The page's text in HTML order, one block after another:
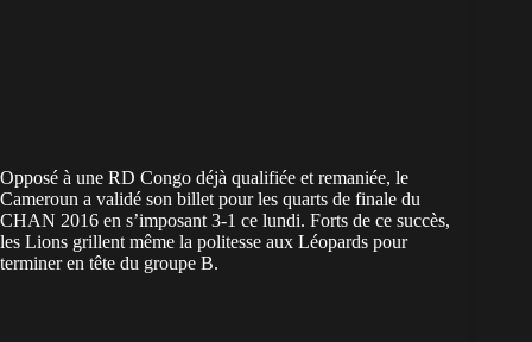
Opposé à une RD Congo déjà qualifiée et remaniée, le
Cameroun a validé son billet pour les quarts de finale du
CHAN 2016 en s’imposant 3-1 ce lundi. Forts de ce succès,
les Lions grillent même la politesse aux Léopards pour
terminer en tête du groupe B.